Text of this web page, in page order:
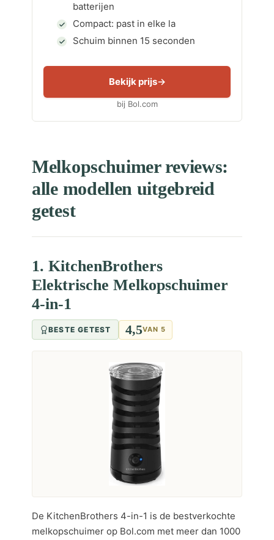
batterijen
Compact: past in elke la
Schuim binnen 15 seconden
Bekijk prijs
bij Bol.com
Melkopschuimer reviews:
alle modellen uitgebreid
getest
1. KitchenBrothers
Elektrische Melkopschuimer
4-in-1
BESTE GETEST 4,5VAN 5
De KitchenBrothers 4-in-1 is de bestverkochte
melkopschuimer op Bol.com met meer dan 1000